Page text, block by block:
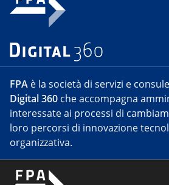
FPA è la società di servizi e
Digital 360 che accompagna
interessate ai processi di
loro percorsi di innovazione
organizzativa.